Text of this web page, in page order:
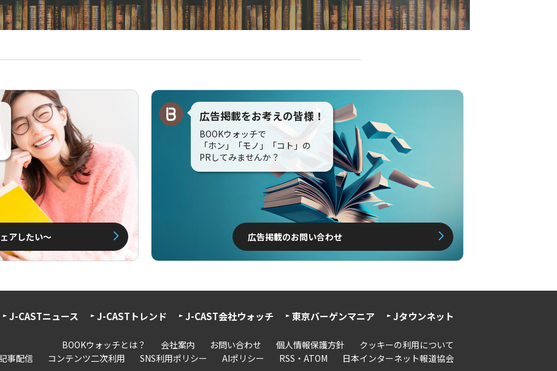
アしたい〜
広告掲載をお考えの皆様！
BOOKウォッチで
「ホン」「モノ」「コト」の
PRしてみませんか？
広告掲載のお問い合わせ
J-CASTニュース J-CASTトレンド J-CAST会社ウォッチ 東京バーゲンマニア Jタウンネット
BOOKウォッチとは？ 会社案内 お問い合わせ 個人情報保護方針
クッキーの利用について
事配信 コンテンツ二次利用 SNS利用ポリシー AIポリシー RSS・ATOM 日本インターネット報道協会